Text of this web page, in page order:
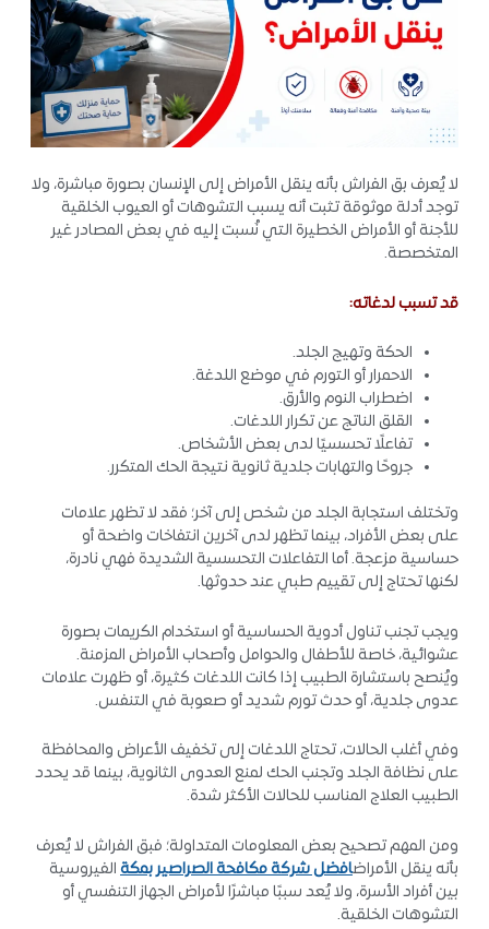
لا يُعرف بق الفراش بأنه ينقل الأمراض إلى الإنسان بصورة مباشرة، ولا
توجد أدلة موثوقة تثبت أنه يسبب التشوهات أو العيوب الخلقية
للأجنة أو الأمراض الخطيرة التي نُسبت إليه في بعض المصادر غير
المتخصصة.
قد تسبب لدغاته:
الحكة وتهيج الجلد.
الاحمرار أو التورم في موضع اللدغة.
اضطراب النوم والأرق.
القلق الناتج عن تكرار اللدغات.
تفاعلًا تحسسيًا لدى بعض الأشخاص.
جروحًا والتهابات جلدية ثانوية نتيجة الحك المتكرر.
وتختلف استجابة الجلد من شخص إلى آخر؛ فقد لا تظهر علامات
على بعض الأفراد، بينما تظهر لدى آخرين انتفاخات واضحة أو
حساسية مزعجة. أما التفاعلات التحسسية الشديدة فهي نادرة،
لكنها تحتاج إلى تقييم طبي عند حدوثها.
ويجب تجنب تناول أدوية الحساسية أو استخدام الكريمات بصورة
عشوائية، خاصة للأطفال والحوامل وأصحاب الأمراض المزمنة.
ويُنصح باستشارة الطبيب إذا كانت اللدغات كثيرة، أو ظهرت علامات
عدوى جلدية، أو حدث تورم شديد أو صعوبة في التنفس.
وفي أغلب الحالات، تحتاج اللدغات إلى تخفيف الأعراض والمحافظة
على نظافة الجلد وتجنب الحك لمنع العدوى الثانوية، بينما قد يحدد
الطبيب العلاج المناسب للحالات الأكثر شدة.
ومن المهم تصحيح بعض المعلومات المتداولة؛ فبق الفراش لا يُعرف
بأنه ينقل الأمراضافضل شركة مكافحة الصراصير بمكة الفيروسية
بين أفراد الأسرة، ولا يُعد سببًا مباشرًا لأمراض الجهاز التنفسي أو
التشوهات الخلقية.